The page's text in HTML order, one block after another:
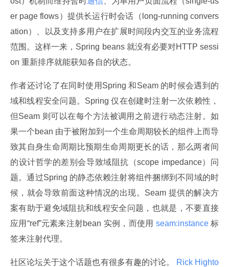
er page flows）提供长运行时会话（long-running convers
ation）、以及支持多用户在扩展时间段内交互的业务流程
范围。这样一来，Spring beans 就没有必要对HTTP sessi
on 重新排序就能获知各自的状态。
作者还讨论了在同时使用Spring 和Seam 的时候会遇到的
域和线程安全问题。Spring 仅在创建时注射一次依赖性，
但Seam 则可以在每个方法被调用之前进行动态注射。如
果一个bean 由于被附加到一个生命周期较长的组件上而导
致其自身生命周期比预期生命周期更长的话，那么两者间
的设计哲学的差别会导致域阻抗（scope impedance）问
题。通过Spring 的静态依赖注射将组件捆绑到不同域的时
候，就会导致前面这种情况的出现。Seam 提供的解决方
案有助于避免域阻抗和线程安全问题，也就是，不要直接
应用“ref”元素来注射bean 实例，而使用 seam:instance 标
签来注射代理。
社区论坛关于这个话题也有很多有趣的讨论。
Rick Highto